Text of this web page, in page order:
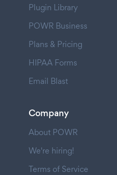
Plugin Library
POWR Business
Plans & Pricing
HIPAA Forms
Email Blast
Company
About POWR
We're hiring!
Terms of Service